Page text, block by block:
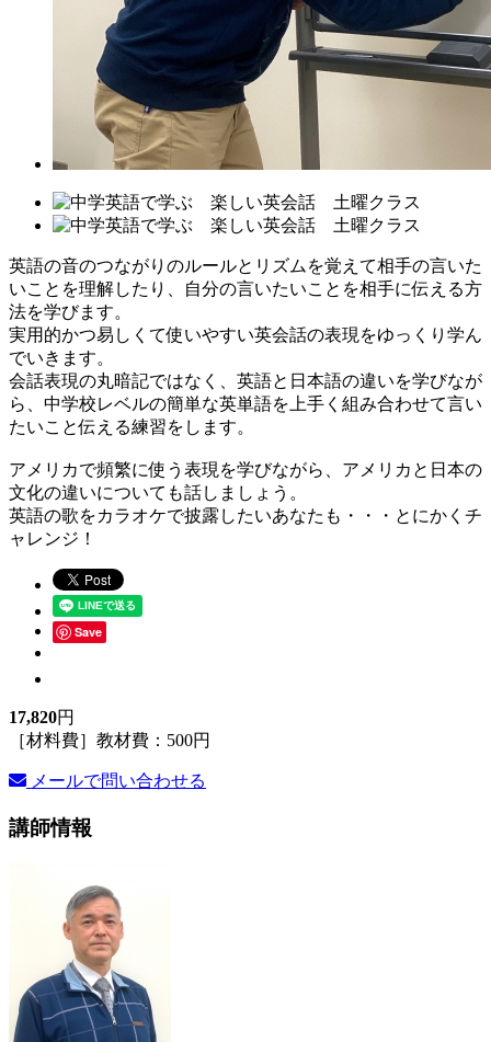
英語の音のつながりのルールとリズムを覚えて相手の言いた
いことを理解したり、自分の言いたいことを相手に伝える方
法を学びます。
実用的かつ易しくて使いやすい英会話の表現をゆっくり学ん
でいきます。
会話表現の丸暗記ではなく、英語と日本語の違いを学びなが
ら、中学校レベルの簡単な英単語を上手く組み合わせて言い
たいこと伝える練習をします。
アメリカで頻繁に使う表現を学びながら、アメリカと日本の
文化の違いについても話しましょう。
英語の歌をカラオケで披露したいあなたも・・・とにかくチ
ャレンジ！
Save
17,820円
［材料費］教材費：500円
メールで問い合わせる
講師情報